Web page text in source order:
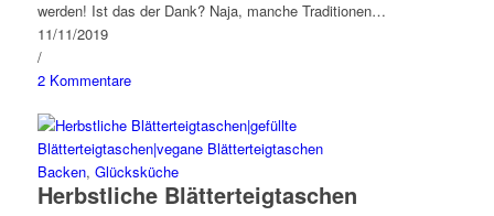
werden! Ist das der Dank? Naja, manche Traditionen…
11/11/2019
/
2 Kommentare
Backen, Glücksküche
Herbstliche Blätterteigtaschen